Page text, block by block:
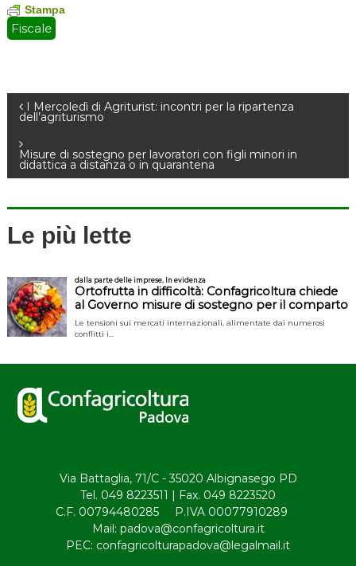
Stampa
Fiscale
N
a
v
i
g
a
z
i
o
I Mercoledì di Agriturist: incontri per la ripartenza
dell’agriturismo
Misure di sostegno per lavoratori con figli minori in
didattica a distanza o in quarantena
Le più lette
Via Battaglia, 71/C - 35020 Albignasego PD
Tel. 049 8223511 | Fax. 049 8223520
C.F. 00794480285 P.IVA 00077910289
Mail: padova@confagricoltura.it
PEC: confagricolturapadova@legalmail.it